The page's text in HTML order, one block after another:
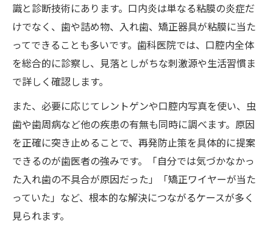
口内炎治療のレーザー料金や流れを知るに
は
症状が続く口内炎は歯医者相談が安心
長引く口内炎は歯医者相談が安心な理由
同じ場所に繰り返す口内炎は要注意
口内炎が2週間以上続いたら歯医者へ
歯医者で口内炎の根本原因を探る重要性
口内炎の悪化時は歯医者相談が有効な根拠
口内炎治療で歯医者を受診する際のポイント
口内炎で歯医者受診時の準備と注意点
受診前に知りたい口内炎治療の流れ
識と診断技術にあります。口内炎は単なる粘膜の炎症だ
けでなく、歯や詰め物、入れ歯、矯正器具が粘膜に当た
ってできることも多いです。歯科医院では、口腔内全体
を総合的に診察し、見落としがちな刺激源や生活習慣ま
で詳しく確認します。
また、必要に応じてレントゲンや口腔内写真を使い、虫
歯や歯周病など他の疾患の有無も同時に調べます。原因
を正確に突き止めることで、再発防止策を具体的に提案
できるのが歯医者の強みです。「自分では気づかなかっ
た入れ歯の不具合が原因だった」「矯正ワイヤーが当た
っていた」など、根本的な解決につながるケースが多く
見られます。